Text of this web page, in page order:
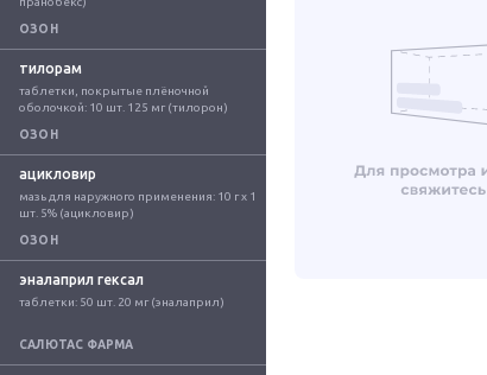
ОЗОН
тилорам
таблетки, покрытые плёночной
оболочкой: 10 шт. 125 мг (тилорон)
ОЗОН
ацикловир
мазь для наружного применения: 10 г x 1
шт. 5% (ацикловир)
ОЗОН
эналаприл гексал
таблетки: 50 шт. 20 мг (эналаприл)
САЛЮТАС ФАРМА